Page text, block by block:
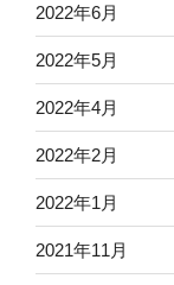
2022年6月
2022年5月
2022年4月
2022年2月
2022年1月
2021年11月